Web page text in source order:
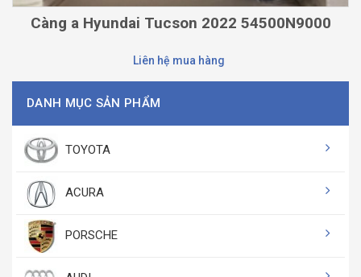
Càng a Hyundai Tucson 2022 54500N9000
Liên hệ mua hàng
DANH MỤC SẢN PHẨM
TOYOTA
ACURA
PORSCHE